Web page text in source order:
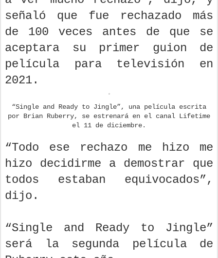
señaló que fue rechazado más
de 100 veces antes de que se
aceptara su primer guion de
película para televisión en
2021.
“Single and Ready to Jingle”, una película escrita
por Brian Ruberry, se estrenará en el canal Lifetime
el 11 de diciembre.
“Todo ese rechazo me hizo me
hizo decidirme a demostrar que
todos estaban equivocados”,
dijo.
“Single and Ready to Jingle”
será la segunda película de